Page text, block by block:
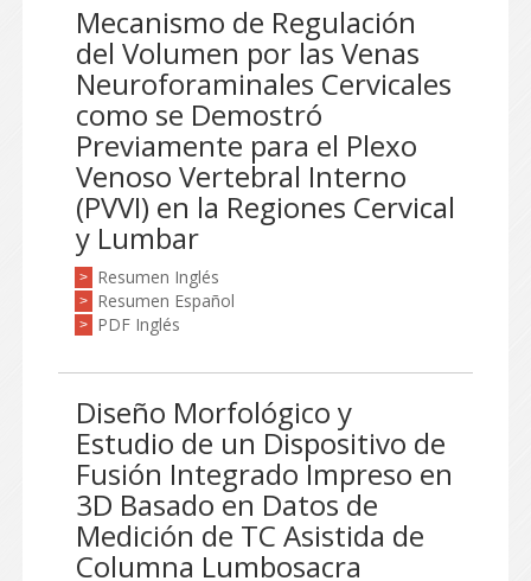
Mecanismo de Regulación
del Volumen por las Venas
Neuroforaminales Cervicales
como se Demostró
Previamente para el Plexo
Venoso Vertebral Interno
(PVVI) en la Regiones Cervical
y Lumbar
> Resumen Inglés
> Resumen Español
> PDF Inglés
Diseño Morfológico y
Estudio de un Dispositivo de
Fusión Integrado Impreso en
3D Basado en Datos de
Medición de TC Asistida de
Columna Lumbosacra